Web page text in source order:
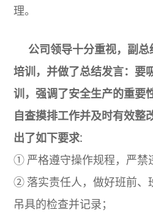
理。
公司领导十分重视，副总
培训，并做了总结发言：要
训，强调了安全生产的重要
自查摸排工作并及时有效整
出了如下要求:
① 严格遵守操作规程，严禁
② 落实责任人，做好班前、
吊具的检查并记录；